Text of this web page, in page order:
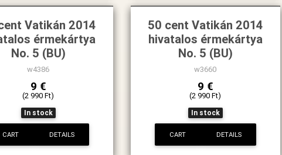
Vatikán 2014
érmekártya
No. 5 (BU)
w4386
9 €
(2 990 Ft)
In stock
CART DETAILS
50 cent Vatikán 2014
hivatalos érmekártya
No. 5 (BU)
w3660
9 €
(2 990 Ft)
In stock
CART DETAILS